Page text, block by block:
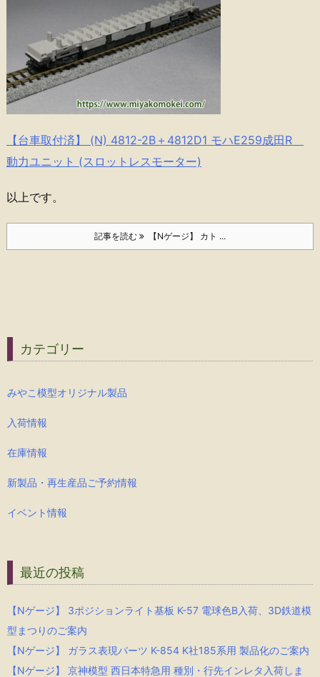
【台車取付済】 (N) 4812-2B＋4812D1 モハE259成田R
動力ユニット (スロットレスモーター)
以上です。
記事を読む 【Nゲージ】 カト ...
カテゴリー
みやこ模型オリジナル製品
入荷情報
在庫情報
新製品・再生産品ご予約情報
イベント情報
最近の投稿
【Nゲージ】 3ポジションライト基板 K-57 電球色B入荷、3D鉄道模
型まつりのご案内
【Nゲージ】 ガラス表現パーツ K-854 K社185系用 製品化のご案内
【Nゲージ】 京神模型 西日本特急用 種別・行先インレタ入荷しま